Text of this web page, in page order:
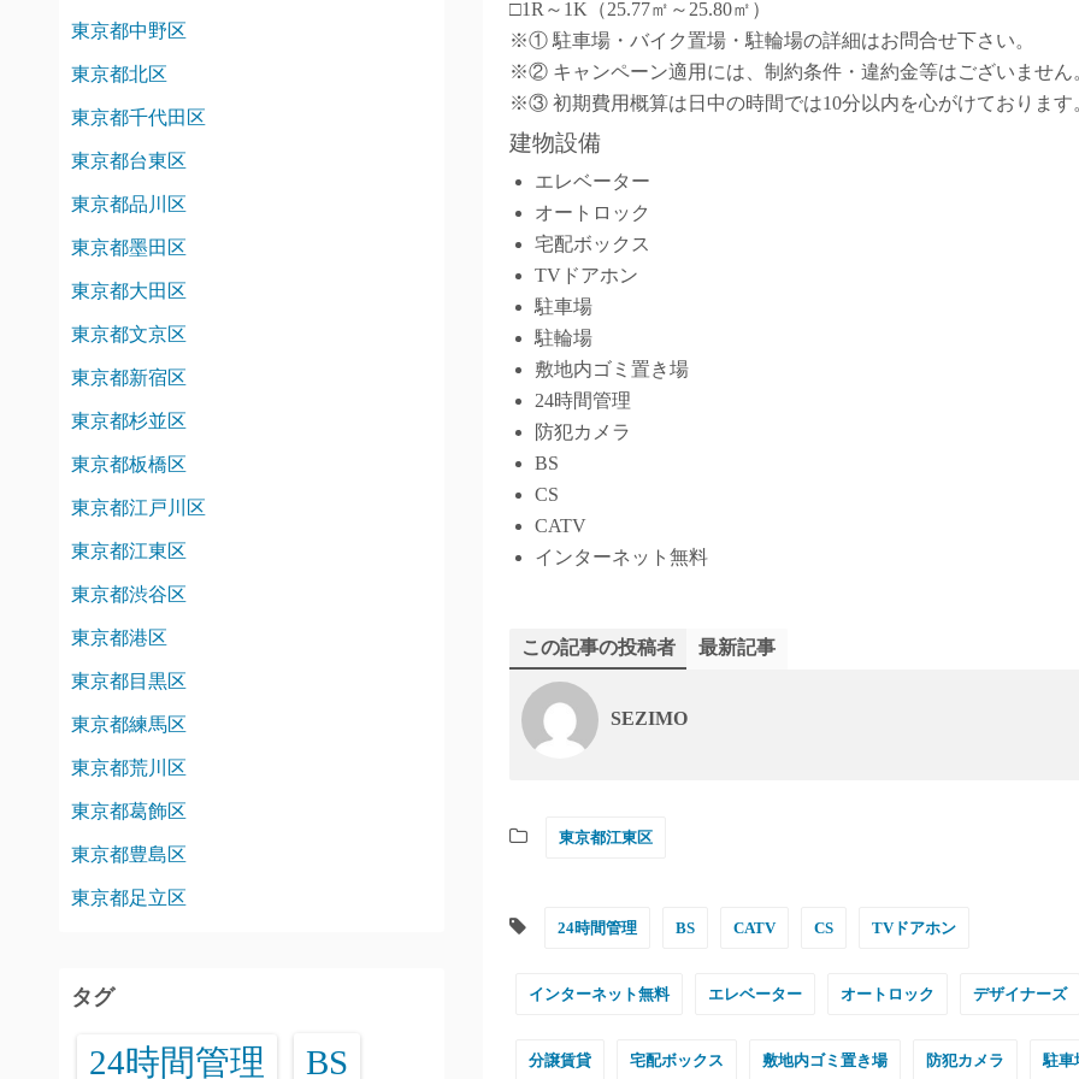
□1R～1K（25.77㎡～25.80㎡）
※① 駐車場・バイク置場・駐輪場の詳細はお問合せ下さい。
※② キャンペーン適用には、制約条件・違約金等はございません
※③ 初期費用概算は日中の時間では10分以内を心がけております
建物設備
エレベーター
オートロック
宅配ボックス
TVドアホン
駐車場
駐輪場
敷地内ゴミ置き場
24時間管理
防犯カメラ
BS
CS
CATV
インターネット無料
この記事の投稿者 最新記事
SEZIMO
東京都江東区
24時間管理 BS CATV CS TVドアホン
インターネット無料 エレベーター オートロック デザイナーズ
分譲賃貸 宅配ボックス 敷地内ゴミ置き場 防犯カメラ 駐車
東京都中野区
東京都北区
東京都千代田区
東京都台東区
東京都品川区
東京都墨田区
東京都大田区
東京都文京区
東京都新宿区
東京都杉並区
東京都板橋区
東京都江戸川区
東京都江東区
東京都渋谷区
東京都港区
東京都目黒区
東京都練馬区
東京都荒川区
東京都葛飾区
東京都豊島区
東京都足立区
タグ
24時間管理 BS